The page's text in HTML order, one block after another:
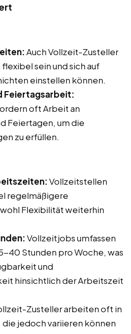
Auch Vollzeit-Zusteller
sein und sich auf
einstellen können.
Feiertagsarbeit:
oft Arbeit an
Feiertagen, um die
zu erfüllen.
Vollzeitstellen
regelmäßigere
Flexibilität weiterhin
Vollzeitjobs umfassen
40 Stunden pro Woche, was
und
hinsichtlich der Arbeitszeit
Zusteller arbeiten oft in
jedoch variieren können